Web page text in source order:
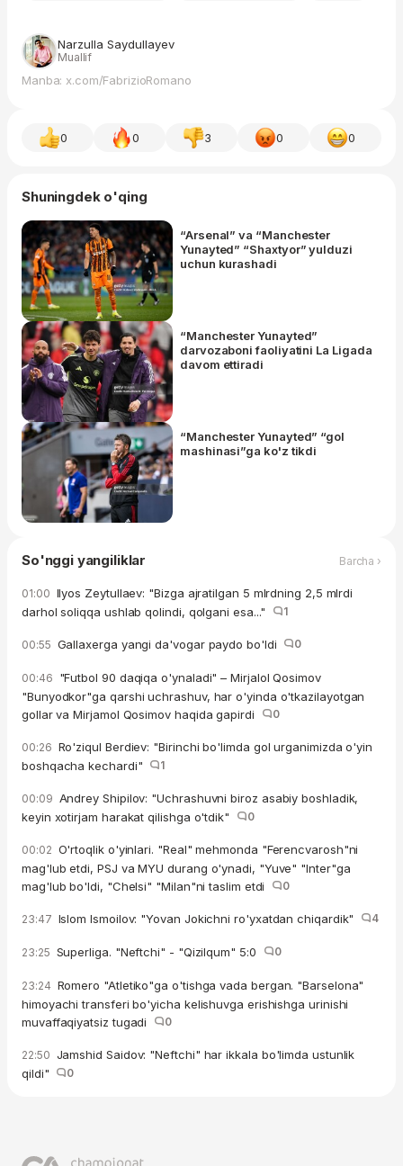
Narzulla Saydullayev
Muallif
Manba: x.com/FabrizioRomano
0 0 3 0 0
Shuningdek o'qing
“Arsenal” va “Manchester
Yunayted” “Shaxtyor” yulduzi
uchun kurashadi
“Manchester Yunayted”
darvozaboni faoliyatini La Ligada
davom ettiradi
“Manchester Yunayted” “gol
mashinasi”ga ko'z tikdi
So'nggi yangiliklar Barcha ›
01:00 Ilyos Zeytullaev: "Bizga ajratilgan 5 mlrdning 2,5 mlrdi
darhol soliqqa ushlab qolindi, qolgani esa..."
1
00:55 Gallaxerga yangi da'vogar paydo bo'ldi 0
00:46 "Futbol 90 daqiqa o'ynaladi" – Mirjalol Qosimov
"Bunyodkor"ga qarshi uchrashuv, har o'yinda o'tkazilayotgan
gollar va Mirjamol Qosimov haqida gapirdi
0
00:26 Ro'ziqul Berdiev: "Birinchi bo'limda gol urganimizda o'yin
boshqacha kechardi"
1
00:09 Andrey Shipilov: "Uchrashuvni biroz asabiy boshladik,
keyin xotirjam harakat qilishga o'tdik"
0
00:02 O'rtoqlik o'yinlari. "Real" mehmonda "Ferencvarosh"ni
mag'lub etdi, PSJ va MYU durang o'ynadi, "Yuve" "Inter"ga
mag'lub bo'ldi, "Chelsi" "Milan"ni taslim etdi
0
23:47 Islom Ismoilov: "Yovan Jokichni ro'yxatdan chiqardik" 4
23:25 Superliga. "Neftchi" - "Qizilqum" 5:0 0
23:24 Romero "Atletiko"ga o'tishga vada bergan. "Barselona"
himoyachi transferi bo'yicha kelishuvga erishishga urinishi
muvaffaqiyatsiz tugadi
0
22:50 Jamshid Saidov: "Neftchi" har ikkala bo'limda ustunlik
qildi"
0